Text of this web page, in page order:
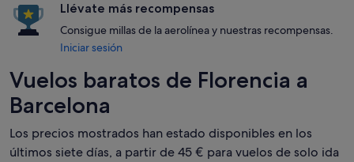
Llévate más recompensas
Consigue millas de la aerolínea y nuestras recompensas.
Iniciar sesión
Vuelos baratos de Florencia a
Barcelona
Los precios mostrados han estado disponibles en los
últimos siete días, a partir de 45 € para vuelos de solo ida